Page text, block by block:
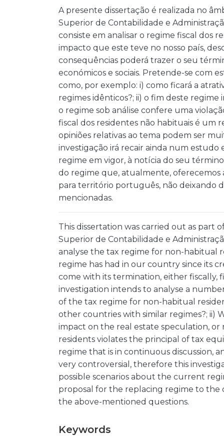
A presente dissertação é realizada no
Superior de Contabilidade e
consiste em analisar o regime fiscal dos
impacto que este teve no nosso país,
consequências poderá trazer o seu
económicos e sociais. Pretende-se com
como, por exemplo: i) como ficará a
regimes idênticos?; ii) o fim deste regime
o regime sob análise confere uma
fiscal dos residentes não habituais é um
opiniões relativas ao tema podem ser
investigação irá recair ainda num estudo
regime em vigor, à notícia do seu
do regime que, atualmente, oferecemos
para território português, não deixando
mencionadas.
This dissertation was carried out as part
Superior de Contabilidade e
analyse the tax regime for non-habitual
regime has had in our country since its
come with its termination, either fiscally,
investigation intends to analyse a
of the tax regime for non-habitual
other countries with similar regimes?; ii)
impact on the real estate speculation,
residents violates the principal of tax
regime that is in continuous discussion,
very controversial, therefore this
possible scenarios about the current
proposal for the replacing regime to
the above-mentioned questions.
Keywords